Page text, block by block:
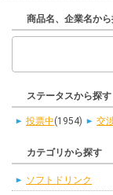
商品名、企業名か
ステータスから探す
投票中(1954) 交
カテゴリから探す
ソフトドリンク